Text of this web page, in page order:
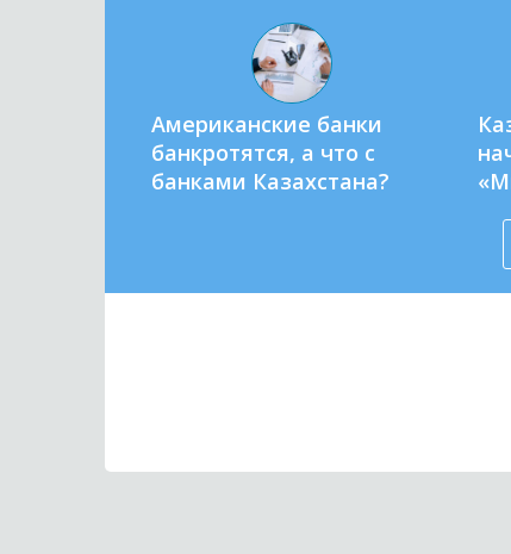
Американские банки
банкротятся, а что с
банками Казахстана?